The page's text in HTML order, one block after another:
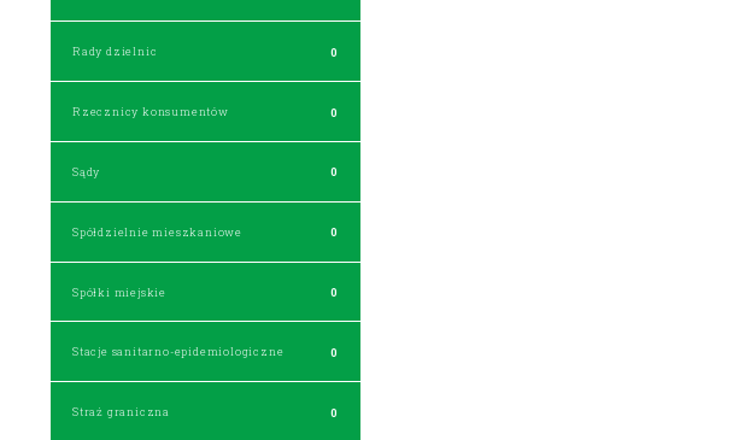
Rady dzielnic 0
Rzecznicy konsumentów 0
Sądy 0
Spółdzielnie mieszkaniowe 0
Spółki miejskie 0
Stacje sanitarno-epidemiologiczne 0
Straż graniczna 0